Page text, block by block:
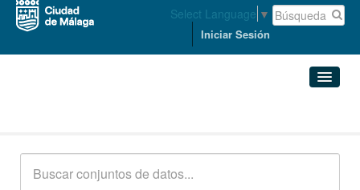
Select Language ▼
Iniciar Sesión